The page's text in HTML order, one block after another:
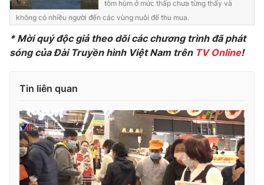
tôm hùm ở mức thấp chưa từng thấy và
không có nhiều người đến các vùng nuôi để thu mua.
* Mời quý độc giả theo dõi các chương trình đã phát
sóng của Đài Truyền hình Việt Nam trên TV Online!
Tin liên quan